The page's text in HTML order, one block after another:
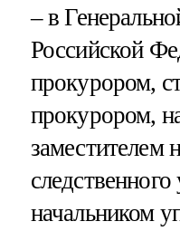
– в
Российской
прокурором,
прокурором,
заместителем
начальником